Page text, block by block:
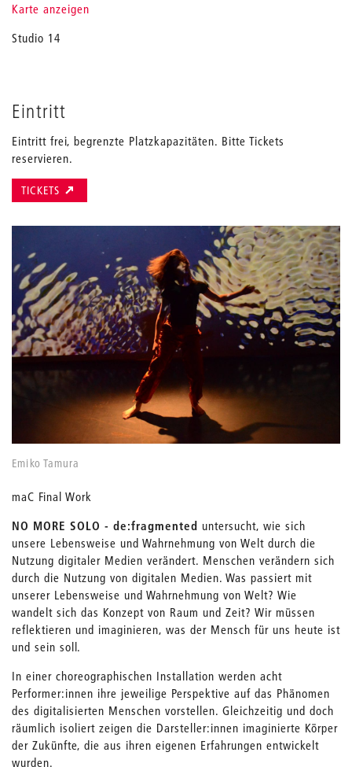
Karte anzeigen
Studio 14
Eintritt
Eintritt frei, begrenzte Platzkapazitäten. Bitte Tickets
reservieren.
TICKETS
Emiko Tamura
maC Final Work
NO MORE SOLO - de:fragmented untersucht, wie sich
unsere Lebensweise und Wahrnehmung von Welt durch die
Nutzung digitaler Medien verändert. Menschen verändern sich
durch die Nutzung von digitalen Medien. Was passiert mit
unserer Lebensweise und Wahrnehmung von Welt? Wie
wandelt sich das Konzept von Raum und Zeit? Wir müssen
reflektieren und imaginieren, was der Mensch für uns heute ist
und sein soll.
In einer choreographischen Installation werden acht
Performer:innen ihre jeweilige Perspektive auf das Phänomen
des digitalisierten Menschen vorstellen. Gleichzeitig und doch
räumlich isoliert zeigen die Darsteller:innen imaginierte Körper
der Zukünfte, die aus ihren eigenen Erfahrungen entwickelt
wurden.